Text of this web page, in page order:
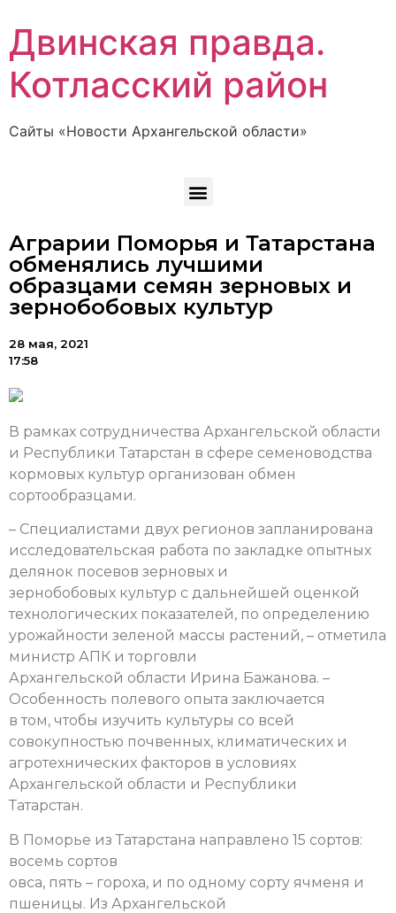
Двинская правда.
Котласский район
Сайты «Новости Архангельской области»
Аграрии Поморья и Татарстана
обменялись лучшими
образцами семян зерновых и
зернобобовых культур
28 мая, 2021
17:58
В рамках сотрудничества Архангельской области
и Республики Татарстан в сфере семеноводства
кормовых культур организован обмен
сортообразцами.
– Специалистами двух регионов запланирована
исследовательская работа по закладке опытных
делянок посевов зерновых и
зернобобовых культур с дальнейшей оценкой
технологических показателей, по определению
урожайности зеленой массы растений, – отметила
министр АПК и торговли
Архангельской области Ирина Бажанова. –
Особенность полевого опыта заключается
в том, чтобы изучить культуры со всей
совокупностью почвенных, климатических и
агротехнических факторов в условиях
Архангельской области и Республики
Татарстан.
В Поморье из Татарстана направлено 15 сортов:
восемь сортов
овса, пять – гороха, и по одному сорту ячменя и
пшеницы. Из Архангельской